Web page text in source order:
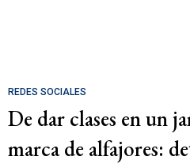
REDES SOCIALES
De dar clases en un
marca de alfajores: